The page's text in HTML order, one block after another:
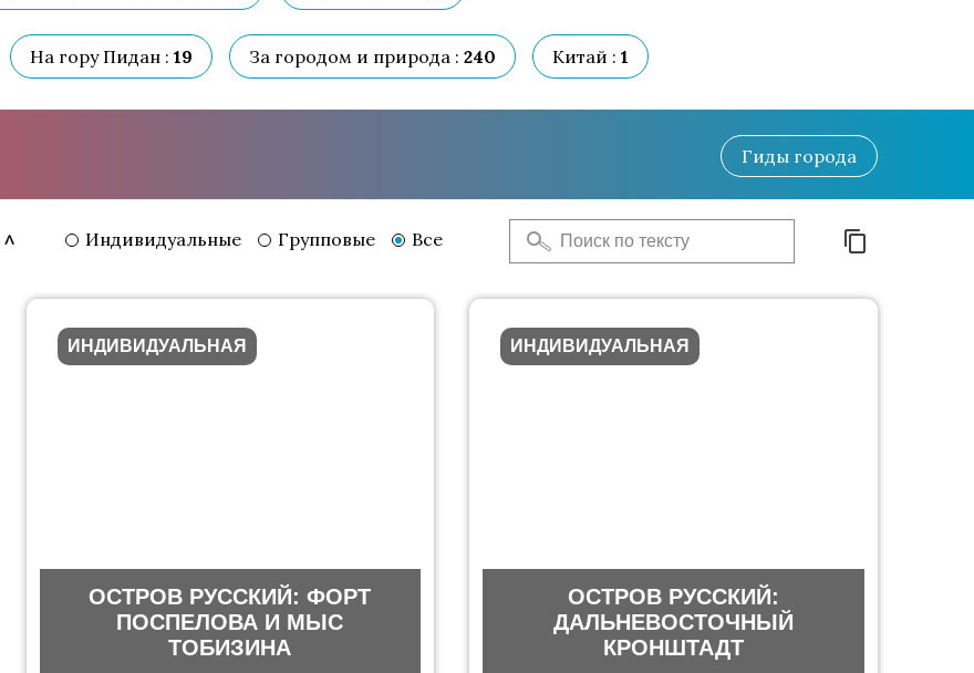
На гору Пидан : 19 За городом и природа : 240 Китай : 1
Гиды города
Индивидуальные Групповые Все
ИНДИВИДУАЛЬНАЯ
ОСТРОВ РУССКИЙ: ФОРТ
ПОСПЕЛОВА И МЫС
ТОБИЗИНА
ИНДИВИДУАЛЬНАЯ
ОСТРОВ РУССКИЙ:
ДАЛЬНЕВОСТОЧНЫЙ
КРОНШТАДТ